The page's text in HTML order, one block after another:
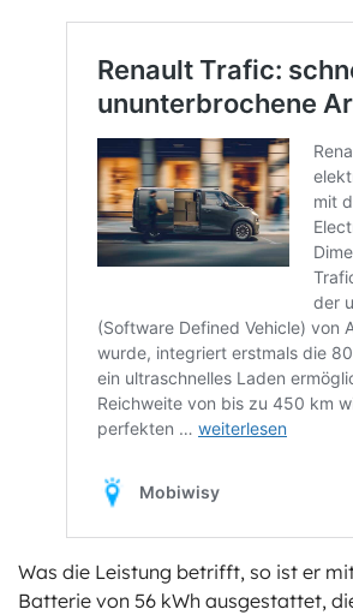
Was die Leistung betrifft, so ist er
Batterie von 56 kWh ausgestattet,